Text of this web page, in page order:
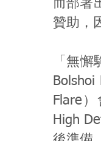
而部署
贊助，
「無
Flare
High